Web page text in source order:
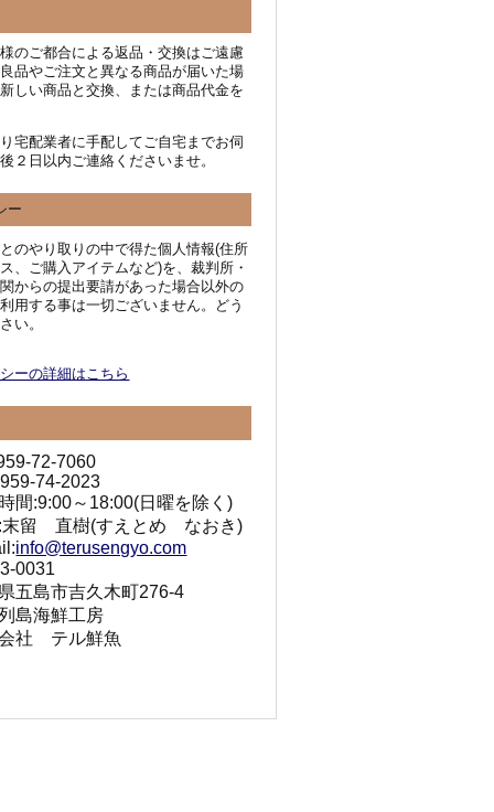
のご都合による返品・交換はご遠慮
品やご注文と異なる商品が届いた場
しい商品と交換、または商品代金を
宅配業者に手配してご自宅までお伺
２日以内ご連絡くださいませ。
ー
のやり取りの中で得た個人情報(住所
、ご購入アイテムなど)を、裁判所・
からの提出要請があった場合以外の
用する事は一切ございません。どう
い。
ーの詳細はこちら
72-7060
74-2023
間:9:00～18:00(日曜を除く)
末留 直樹(すえとめ なおき)
info@terusengyo.com
0031
五島市吉久木町276-4
島海鮮工房
社 テル鮮魚